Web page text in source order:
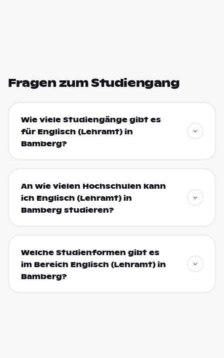
Fragen zum Studiengang
Wie viele Studiengänge gibt es
für Englisch (Lehramt) in
Bamberg?
An wie vielen Hochschulen kann
ich Englisch (Lehramt) in
Bamberg studieren?
Welche Studienformen gibt es
im Bereich Englisch (Lehramt) in
Bamberg?